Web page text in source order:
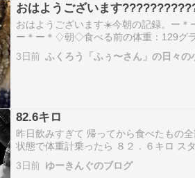
おはようございます
おはようございます☀️今朝の記録。ー＊
ー＊ー＊♢朝◇食べる前の体重：129グ
ズラサプリ：なし食べた量：7グラムペ
＊ー＊ー＊ー＊ー＊ー＊♪ふぅ〜さんの
3日前 ふくろう「ふぅ〜さん」の日々の
82.6キロ
昨日飲みすぎて 帰ってから食べたもの
状態で体重計乗ったら ８２．６キロ ス
６キロ ８．５キロ減 過去の記録を見た
い 戻ってきた☆ […]
3日前 ゆーきんぐのブログ